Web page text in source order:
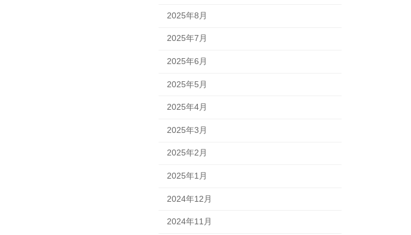
2025年8月
2025年7月
2025年6月
2025年5月
2025年4月
2025年3月
2025年2月
2025年1月
2024年12月
2024年11月